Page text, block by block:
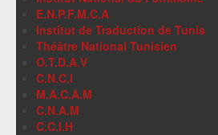
E.N.P.F.M.C.A
Institut de Traduction de Tunis
Théâtre National Tunisien
O.T.D.A.V
C.N.C.I
M.A.C.A.M
C.N.A.M
C.C.I.H